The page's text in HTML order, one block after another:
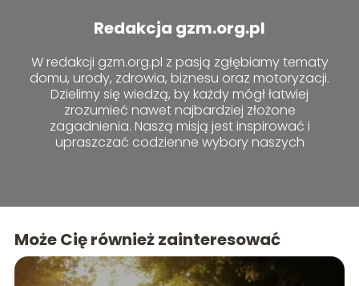
Redakcja gzm.org.pl
W redakcji gzm.org.pl z pasją zgłębiamy tematy
domu, urody, zdrowia, biznesu oraz motoryzacji.
Dzielimy się wiedzą, by każdy mógł łatwiej
zrozumieć nawet najbardziej złożone
zagadnienia. Naszą misją jest inspirować i
upraszczać codzienne wybory naszych
Może Cię również zainteresować